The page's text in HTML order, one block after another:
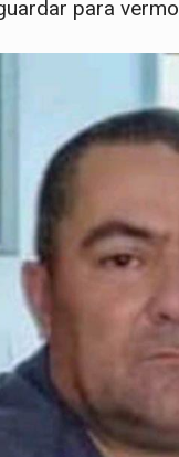
para